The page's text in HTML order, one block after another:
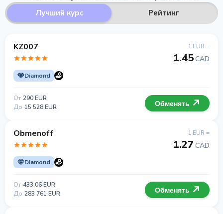
Лучший курс Рейтинг
KZ007
Diamond
1 EUR =
1.45CAD
От 290 EUR
До 15 528 EUR Обменять
Obmenoff
Diamond
1 EUR =
1.27 CAD
От 433.06 EUR
До 283 761 EUR Обменять